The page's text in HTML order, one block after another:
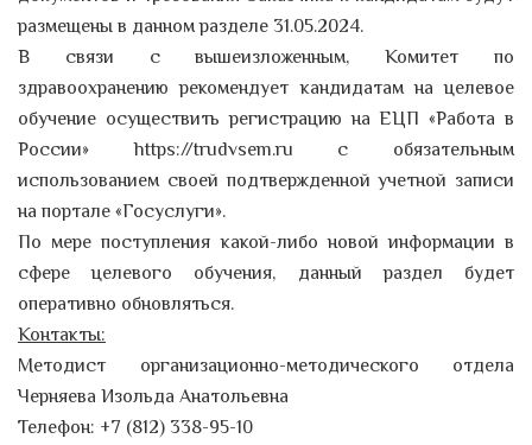
размещены в данном разделе 31.05.2024.
В связи с вышеизложенным, Комитет по
здравоохранению рекомендует кандидатам на целевое
обучение осуществить регистрацию на ЕЦП «Работа в
России» https://trudvsem.ru с обязательным
использованием своей подтвержденной учетной записи
на портале «Госуслуги».
По мере поступления какой-либо новой информации в
сфере целевого обучения, данный раздел будет
оперативно обновляться.
Контакты:
Методист организационно-методического отдела
Черняева Изольда Анатольевна
Телефон: +7 (812) 338-95-10